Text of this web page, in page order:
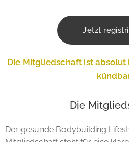
Jetzt
Die Mitgliedschaft ist absolut
Die
Der gesunde Bodybuilding